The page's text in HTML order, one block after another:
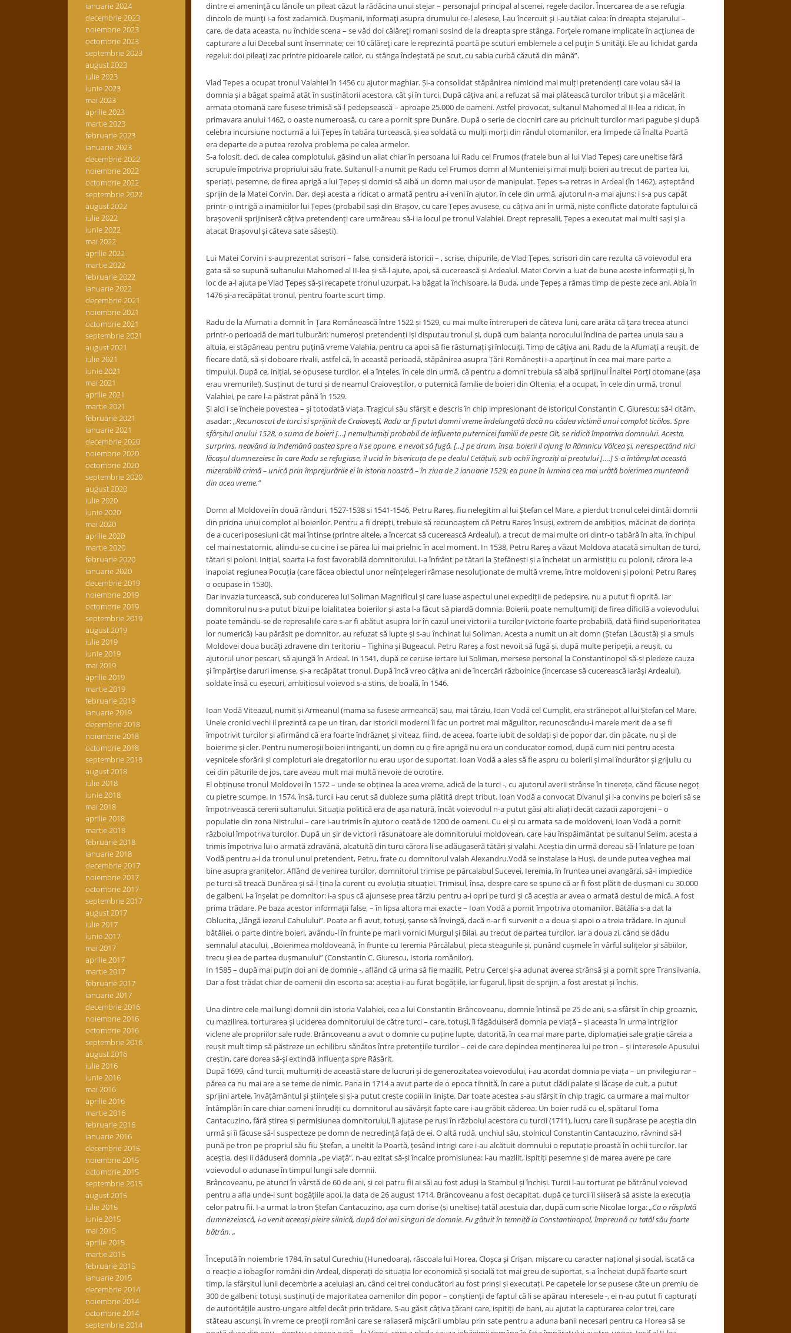
ianuarie 2024
decembrie 2023
noiembrie 2023
octombrie 2023
septembrie 2023
august 2023
iulie 2023
iunie 2023
mai 2023
aprilie 2023
martie 2023
februarie 2023
ianuarie 2023
decembrie 2022
noiembrie 2022
octombrie 2022
septembrie 2022
august 2022
iulie 2022
iunie 2022
mai 2022
aprilie 2022
martie 2022
februarie 2022
ianuarie 2022
decembrie 2021
noiembrie 2021
octombrie 2021
septembrie 2021
august 2021
iulie 2021
iunie 2021
mai 2021
aprilie 2021
martie 2021
februarie 2021
ianuarie 2021
decembrie 2020
noiembrie 2020
octombrie 2020
septembrie 2020
august 2020
iulie 2020
iunie 2020
mai 2020
aprilie 2020
martie 2020
februarie 2020
ianuarie 2020
decembrie 2019
noiembrie 2019
octombrie 2019
septembrie 2019
august 2019
iulie 2019
iunie 2019
mai 2019
aprilie 2019
martie 2019
februarie 2019
ianuarie 2019
decembrie 2018
noiembrie 2018
octombrie 2018
septembrie 2018
august 2018
iulie 2018
iunie 2018
mai 2018
aprilie 2018
martie 2018
februarie 2018
ianuarie 2018
decembrie 2017
noiembrie 2017
octombrie 2017
septembrie 2017
august 2017
iulie 2017
iunie 2017
mai 2017
aprilie 2017
martie 2017
februarie 2017
ianuarie 2017
decembrie 2016
noiembrie 2016
octombrie 2016
septembrie 2016
august 2016
iulie 2016
iunie 2016
mai 2016
aprilie 2016
martie 2016
februarie 2016
ianuarie 2016
decembrie 2015
noiembrie 2015
octombrie 2015
septembrie 2015
august 2015
iulie 2015
iunie 2015
mai 2015
aprilie 2015
martie 2015
februarie 2015
ianuarie 2015
decembrie 2014
noiembrie 2014
octombrie 2014
septembrie 2014
dintre ei ameninţă cu lăncile un pileat căzut la rădăcina unui stejar – personajul principal al scenei, regele dacilor. Încercarea de a se refugia
dincolo de munţi i-a fost zadarnică. Duşmanii, informaţi asupra drumului ce-l alesese, l-au încercuit şi i-au tăiat calea: în dreapta stejarului –
care, de data aceasta, nu închide scena – se văd doi călăreţi romani sosind de la dreapta spre stânga. Forţele romane implicate în acţiunea de
capturare a lui Decebal sunt însemnate; cei 10 călăreţi care le reprezintă poartă pe scuturi emblemele a cel puţin 5 unităţi. Ele au lichidat garda
regelui: doi pileaţi zac printre picioarele cailor, cu stânga încleştată pe scut, cu sabia curbă căzută din mână”.
Vlad Tepes a ocupat tronul Valahiei în 1456 cu ajutor maghiar. Și-a consolidat stăpânirea nimicind mai mulți pretendenți care voiau să-i ia
domnia și a băgat spaimă atât în susținătorii acestora, cât și în turci. După câțiva ani, a refuzat să mai plătească turcilor tribut și a măcelărit
armata otomană care fusese trimisă să-l pedepsească – aproape 25.000 de oameni. Astfel provocat, sultanul Mahomed al II-lea a ridicat, în
primavara anului 1462, o oaste numeroasă, cu care a pornit spre Dunăre. După o serie de ciocniri care au pricinuit turcilor mari pagube și după
celebra incursiune nocturnă a lui Țepeș în tabăra turcească, și ea soldată cu mulți morți din rândul otomanilor, era limpede că Înalta Poartă
era departe de a putea rezolva problema pe calea armelor.
S-a folosit, deci, de calea complotului, găsind un aliat chiar în persoana lui Radu cel Frumos (fratele bun al lui Vlad Tepes) care uneltise fără
scrupule împotriva propriului său frate. Sultanul l-a numit pe Radu cel Frumos domn al Munteniei și mai mulți boieri au trecut de partea lui,
speriați, pesemne, de firea aprigă a lui Țepeș și dornici să aibă un domn mai ușor de manipulat. Țepes s-a retras in Ardeal (în 1462), așteptând
sprijin de la Matei Corvin. Dar, deși acesta a ridicat o armată pentru a-i veni în ajutor, în cele din urmă, ajutorul n-a mai ajuns: i s-a pus capăt
printr-o intrigă a inamicilor lui Țepes (probabil sași din Brașov, cu care Țepeș avusese, cu câțiva ani în urmă, niște conflicte datorate faptului că
brașovenii sprijiniseră câțiva pretendenți care urmăreau să-i ia locul pe tronul Valahiei. Drept represalii, Țepes a executat mai multi sași și a
atacat Brașovul și câteva sate săsești).
Lui Matei Corvin i s-au prezentat scrisori – false, consideră istoricii – , scrise, chipurile, de Vlad Țepes, scrisori din care rezulta că voievodul era
gata să se supună sultanului Mahomed al II-lea și să-l ajute, apoi, să cucerească și Ardealul. Matei Corvin a luat de bune aceste informații și, în
loc de a-l ajuta pe Vlad Țepeș să-și recapete tronul uzurpat, l-a băgat la închisoare, la Buda, unde Țepeș a rămas timp de peste zece ani. Abia în
1476 și-a recăpătat tronul, pentru foarte scurt timp.
Radu de la Afumati a domnit în Țara Românească între 1522 și 1529, cu mai multe întreruperi de câteva luni, care arăta că țara trecea atunci
printr-o perioadă de mari tulburări: numeroși pretendenți iși disputau tronul și, după cum balanța norocului înclina de partea unuia sau a
altuia, ei stăpâneau pentru puțină vreme Valahia, pentru ca apoi să fie răsturnați și înlocuiți. Timp de câțiva ani, Radu de la Afumați a reușit, de
fiecare dată, să-și doboare rivalii, astfel că, în această perioadă, stăpânirea asupra Țării Românești i-a aparținut în cea mai mare parte a
timpului. După ce, inițial, se opusese turcilor, el a înțeles, în cele din urmă, că pentru a domni trebuia să aibă sprijinul Înaltei Porți otomane (așa
erau vremurile!). Susținut de turci și de neamul Craioveștilor, o puternică familie de boieri din Oltenia, el a ocupat, în cele din urmă, tronul
Valahiei, pe care l-a păstrat până în 1529.
Și aici i se încheie povestea – și totodată viața. Tragicul său sfârșit e descris în chip impresionant de istoricul Constantin C. Giurescu; să-l cităm,
asadar: „Recunoscut de turci si sprijinit de Craiovești, Radu ar fi putut domni vreme îndelungată dacă nu cădea victimă unui complot ticălos. Spre
sfârșitul anului 1528, o suma de boieri […] nemulțumiți probabil de influenta puternicei familii de peste Olt, se ridică împotriva domnului. Acesta,
surprins, neavând la îndemână oastea spre a li se opune, e nevoit să fugă. […] pe drum, însa, boierii il ajung la Râmnicu Vâlcea și, nerespectând nici
lăcașul dumnezeiesc în care Radu se refugiase, il ucid în bisericuța de pe dealul Cetățuii, sub ochii îngroziți ai preotului [….] S-a întâmplat această
mizerabilă crimă – unică prin împrejurările ei în istoria noastră – în ziua de 2 ianuarie 1529; ea pune în lumina cea mai urâtă boierimea munteană
din acea vreme.”
Domn al Moldovei în două rânduri, 1527-1538 si 1541-1546, Petru Rareș, fiu nelegitim al lui Ștefan cel Mare, a pierdut tronul celei dintâi domnii
din pricina unui complot al boierilor. Pentru a fi drepți, trebuie să recunoaștem că Petru Rareș însuși, extrem de ambițios, măcinat de dorința
de a cuceri posesiuni cât mai întinse (printre altele, a încercat să cucerească Ardealul), a trecut de mai multe ori dintr-o tabără în alta, în chipul
cel mai nestatornic, aliindu-se cu cine i se părea lui mai prielnic în acel moment. In 1538, Petru Rareș a văzut Moldova atacată simultan de turci,
tătari și poloni. Inițial, soarta i-a fost favorabilă domnitorului. I-a înfrânt pe tătari la Ștefănești și a încheiat un armistițiu cu polonii, cărora le-a
inapoiat regiunea Pocuția (care făcea obiectul unor neînțelegeri rămase nesoluționate de multă vreme, între moldoveni și poloni; Petru Rareș
o ocupase in 1530).
Dar invazia turcească, sub conducerea lui Soliman Magnificul și care luase aspectul unei expediții de pedepsire, nu a putut fi oprită. Iar
domnitorul nu s-a putut bizui pe loialitatea boierilor și asta l-a făcut să piardă domnia. Boierii, poate nemulțumiți de firea dificilă a voievodului,
poate temându-se de represaliile care s-ar fi abătut asupra lor în cazul unei victorii a turcilor (victorie foarte probabilă, dată fiind superioritatea
lor numerică) l-au părăsit pe domnitor, au refuzat să lupte și s-au închinat lui Soliman. Acesta a numit un alt domn (Ștefan Lăcustă) și a smuls
Moldovei doua bucăți zdravene din teritoriu – Tighina și Bugeacul. Petru Rareș a fost nevoit să fugă și, după multe peripeții, a reușit, cu
ajutorul unor pescari, să ajungă în Ardeal. In 1541, după ce ceruse iertare lui Soliman, mersese personal la Constantinopol să-și pledeze cauza
și împărțise daruri imense, și-a recăpătat tronul. După încă vreo câțiva ani de încercări războinice (încercase să cucerească iarăși Ardealul),
soldate însă cu eșecuri, ambițiosul voievod s-a stins, de boală, în 1546.
Ioan Vodă Viteazul, numit și Armeanul (mama sa fusese armeancă) sau, mai târziu, Ioan Vodă cel Cumplit, era strănepot al lui Ștefan cel Mare.
Unele cronici vechi il prezintă ca pe un tiran, dar istoricii moderni îi fac un portret mai măgulitor, recunoscându-i marele merit de a se fi
împotrivit turcilor și afirmând că era foarte îndrăzneț și viteaz, fiind, de aceea, foarte iubit de soldați și de popor dar, din păcate, nu și de
boierime și cler. Pentru numeroșii boieri intriganti, un domn cu o fire aprigă nu era un conducator comod, după cum nici pentru acesta
veșnicele sforării și comploturi ale dregatorilor nu erau ușor de suportat. Ioan Vodă a ales să fie aspru cu boierii și mai îndurător și grijuliu cu
cei din păturile de jos, care aveau mult mai multă nevoie de ocrotire.
El obținuse tronul Moldovei în 1572 – unde se obținea la acea vreme, adică de la turci -, cu ajutorul averii strânse în tinerețe, cănd făcuse negoț
cu pietre scumpe. In 1574, însă, turcii i-au cerut să dubleze suma plătită drept tribut. Ioan Vodă a convocat Divanul și i-a convins pe boieri să se
împotrivească cererii sultanului. Situația politică era de așa natură, încât voievodul n-a putut găsi alti aliați decăt cazacii zaporojeni – o
populatie din zona Nistrului – care i-au trimis în ajutor o ceată de 1200 de oameni. Cu ei și cu armata sa de moldoveni, Ioan Vodă a pornit
războiul împotriva turcilor. După un șir de victorii răsunatoare ale domnitorului moldovean, care l-au înspăimântat pe sultanul Selim, acesta a
trimis împotriva lui o armată zdravănă, alcatuită din turci cărora li se adăugaseră tătări și valahi. Aceștia din urmă doreau să-l înlature pe Ioan
Vodă pentru a-i da tronul unui pretendent, Petru, frate cu domnitorul valah Alexandru.Vodă se instalase la Huși, de unde putea veghea mai
bine asupra granițelor. Aflând de venirea turcilor, domnitorul trimise pe pârcalabul Sucevei, Ieremia, în fruntea unei avangărzi, să-i impiedice
pe turci să treacă Dunărea și să-l țina la curent cu evoluția situației. Trimisul, însa, despre care se spune că ar fi fost plătit de dușmani cu 30.000
de galbeni, l-a înșelat pe domnitor: i-a spus că ajunsese prea tărziu pentru a-i opri pe turci și că aceștia ar avea o armată destul de mică. A fost
prima trădare. Pe baza acestor informații false, – în lipsa altora mai exacte – Ioan Vodă a pornit împotriva otomanilor. Bătălia s-a dat la
Oblucita, „lângă iezerul Cahulului”. Poate ar fi avut, totuși, șanse să învingă, dacă n-ar fi survenit o a doua și apoi o a treia trădare. In ajunul
bătăliei, o parte dintre boieri, avându-l în frunte pe marii vornici Murgul și Bilai, au trecut de partea turcilor, iar a doua zi, când se dădu
semnalul atacului, „Boierimea moldoveană, în frunte cu Ieremia Pârcălabul, pleca steagurile și, punând cușmele în vârful sulițelor și săbiilor,
trecu și ea de partea dușmanului” (Constantin C. Giurescu, Istoria românilor).
In 1585 – după mai puțin doi ani de domnie -, aflând că urma să fie mazilit, Petru Cercel și-a adunat averea strânsă și a pornit spre Transilvania.
Dar a fost trădat chiar de oamenii din escorta sa: aceștia i-au furat bogățiile, iar fugarul, lipsit de sprijin, a fost arestat și închis.
Una dintre cele mai lungi domnii din istoria Valahiei, cea a lui Constantin Brâncoveanu, domnie întinsă pe 25 de ani, s-a sfârșit în chip groaznic,
cu mazilirea, torturarea și uciderea domnitorului de către turci – care, totuși, îi făgăduiseră domnia pe viață – și aceasta în urma intrigilor
viclene ale propriilor sale rude. Brâncoveanu a avut o domnie cu puține lupte, datorită, în cea mai mare parte, diplomației sale grație căreia a
reușit mult timp să păstreze un echilibru sănătos între pretențiile turcilor – cei de care depindea menținerea lui pe tron – și interesele Apusului
creștin, care dorea să-și extindă influența spre Răsărit.
După 1699, când turcii, multumiți de această stare de lucruri și de generozitatea voievodului, i-au acordat domnia pe viața – un privilegiu rar –
părea ca nu mai are a se teme de nimic. Pana in 1714 a avut parte de o epoca tihnită, în care a putut clădi palate și lăcașe de cult, a putut
sprijini artele, învățământul și științele și și-a putut crește copiii in liniște. Dar toate acestea s-au sfârșit în chip tragic, ca urmare a mai multor
întâmplări în care chiar oameni înrudiți cu domnitorul au săvârșit fapte care i-au grăbit căderea. Un boier rudă cu el, spătarul Toma
Cantacuzino, fără știrea și permisiunea domnitorului, îi ajutase pe ruși în războiul acestora cu turcii (1711), lucru care îi supărase pe aceștia din
urmă și îi făcuse să-l suspecteze pe domn de necredință față de ei. O altă rudă, unchiul său, stolnicul Constantin Cantacuzino, râvnind să-l
pună pe tron pe propriul său fiu Ștefan, a uneltit la Poartă, țesând intrigi care i-au alcătuit domnului o reputație proastă în ochii turcilor. Iar
aceștia, deși ii dăduseră domnia „pe viață”, n-au ezitat să-și încalce promisiunea: l-au mazilit, ispitiți pesemne și de marea avere pe care
voievodul o adunase în timpul lungii sale domnii.
Brâncoveanu, pe atunci în vârstă de 60 de ani, și cei patru fii ai săi au fost aduși la Stambul și închiși. Turcii l-au torturat pe bătrânul voievod
pentru a afla unde-i sunt bogățiile apoi, la data de 26 august 1714, Brâncoveanu a fost decapitat, după ce turcii îl siliseră să asiste la execuția
celor patru fii. I-a urmat la tron Ștefan Cantacuzino, așa cum dorise (și uneltise) tatăl acestuia dar, după cum scrie Nicolae Iorga:„Ca o răsplată
dumnezeiască, i-a venit aceeași pieire silnică, după doi ani singuri de domnie. Fu gâtuit în temniță la Constantinopol, împreună cu tatăl său foarte
bătrân. „
Începută în noiembrie 1784, în satul Curechiu (Hunedoara), răscoala lui Horea, Cloșca și Crișan, mișcare cu caracter național și social, iscată ca
o reacție a iobagilor români din Ardeal, disperați de situația lor economică și socială tot mai greu de suportat, s-a încheiat după foarte scurt
timp, la sfârșitul lunii decembrie a aceluiași an, când cei trei conducători au fost prinși și executați. Pe capetele lor se pusese câte un premiu de
300 de galbeni; totuși, susținuți de majoritatea oamenilor din popor – conștienți de faptul că li se apărau interesele -, ei n-au putut fi capturați
de autoritățile austro-ungare altfel decât prin trădare. S-au găsit câțiva țărani care, ispitiți de bani, au ajutat la capturarea celor trei, care
stăteau ascunși, în vreme ce preoții români care se raliaseră mișcării umblau prin sate pentru a aduna banii necesari pentru ca Horea să se